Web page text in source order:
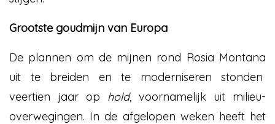
Grootste goudmijn van Europa
De plannen om de mijnen rond Rosia Montana
uit te breiden en te moderniseren stonden
veertien jaar op hold, voornamelijk uit milieu-
overwegingen. In de afgelopen weken heeft het